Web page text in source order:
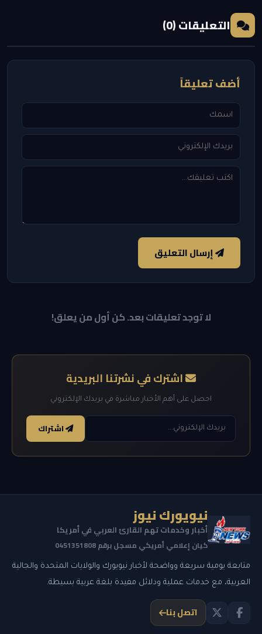
التعليقات (0)
أضف تعليقاً
إرسال التعليق
لا توجد تعليقات بعد. كن أول من يعلق!
اشترك في نشرتنا البريدية
احصل على أهم الأخبار مباشرة في بريدك الإلكتروني
اشتراك
نيويورك نيوز
أخبار وخدمات تهم القارئ العربي في أمريكا
كيان إعلامي أمريكي مسجل برقم 0451351808
متابعة يومية سريعة وواضحة لأخبار نيويورك والولايات المتحدة والجالية
العربية، مع خدمات عملية ودلائل مفيدة بلغة عربية بسيطة.
اتصل بنا